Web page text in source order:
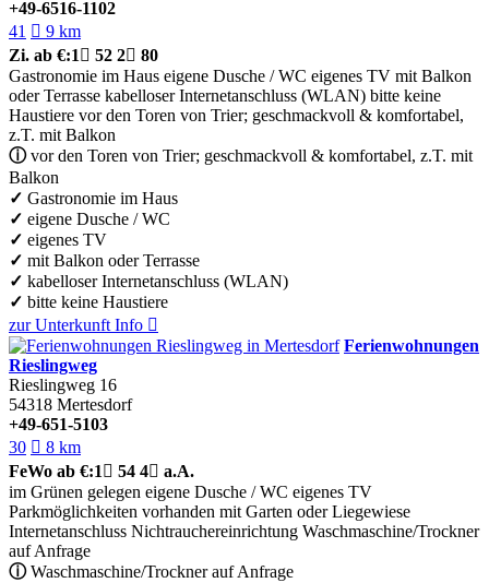
+49-6516-1102
41  9 km
Zi. ab €:1  52 2 80
Gastronomie im Haus eigene Dusche / WC eigenes TV mit Balkon
oder Terrasse kabelloser Internetanschluss (WLAN) bitte keine
Haustiere vor den Toren von Trier; geschmackvoll & komfortabel,
z.T. mit Balkon
ⓘvor den Toren von Trier; geschmackvoll & komfortabel, z.T. mit
Balkon
✓ Gastronomie im Haus
✓ eigene Dusche / WC
✓ eigenes TV
✓ mit Balkon oder Terrasse
✓ kabelloser Internetanschluss (WLAN)
✓ bitte keine Haustiere
zur Unterkunft Info 
Ferienwohnungen
Rieslingweg
Rieslingweg 16
54318 Mertesdorf
+49-651-5103
30  8 km
FeWo ab €:1  54 4 a.A.
im Grünen gelegen eigene Dusche / WC eigenes TV
Parkmöglichkeiten vorhanden mit Garten oder Liegewiese
Internetanschluss Nichtrauchereinrichtung Waschmaschine/Trockner
auf Anfrage
ⓘWaschmaschine/Trockner auf Anfrage